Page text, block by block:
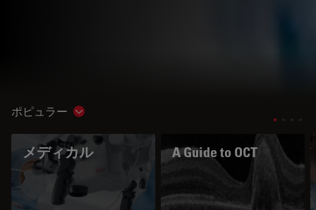
ポピュラー Show subnavigation
メディカル A Guide to OCT